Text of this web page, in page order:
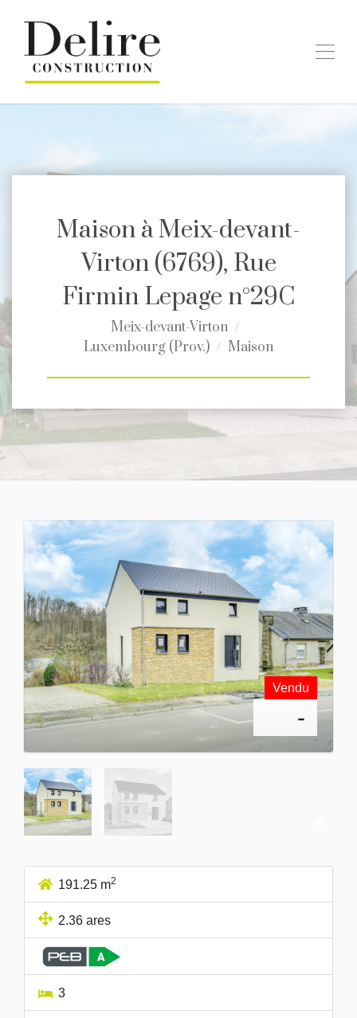
Maison à Meix-devant-
Virton (6769), Rue
Firmin Lepage n°29C
Meix-devant-Virton
Luxembourg (Prov.)
Maison
Vendu
-
191.25 m2
2.36 ares
3